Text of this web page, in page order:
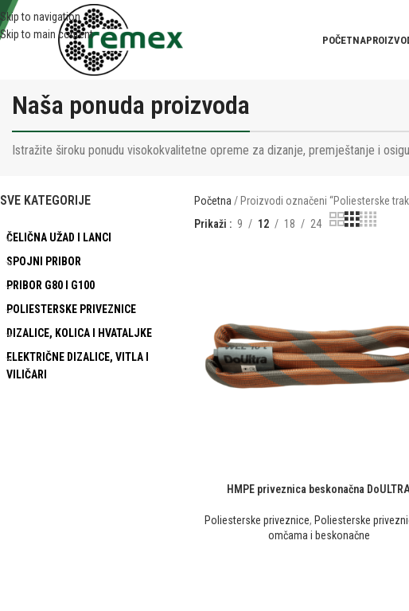
Skip to navigation
Skip to main content
POČETNA
Naša ponuda proizvoda
Istražite široku ponudu visokokvalitetne opreme za dizanje, premještanje i
SVE KATEGORIJE
ČELIČNA UŽAD I LANCI
SPOJNI PRIBOR
PRIBOR G80 I G100
POLIESTERSKE PRIVEZNICE
DIZALICE, KOLICA I HVATALJKE
ELEKTRIČNE DIZALICE, VITLA I
VILIČARI
Početna
Proizvodi označeni “Poliesterske
Prikaži
9 12 18 24
HMPE priveznica beskonačna
Poliesterske priveznice,Poliesterske
omčama i beskonačne